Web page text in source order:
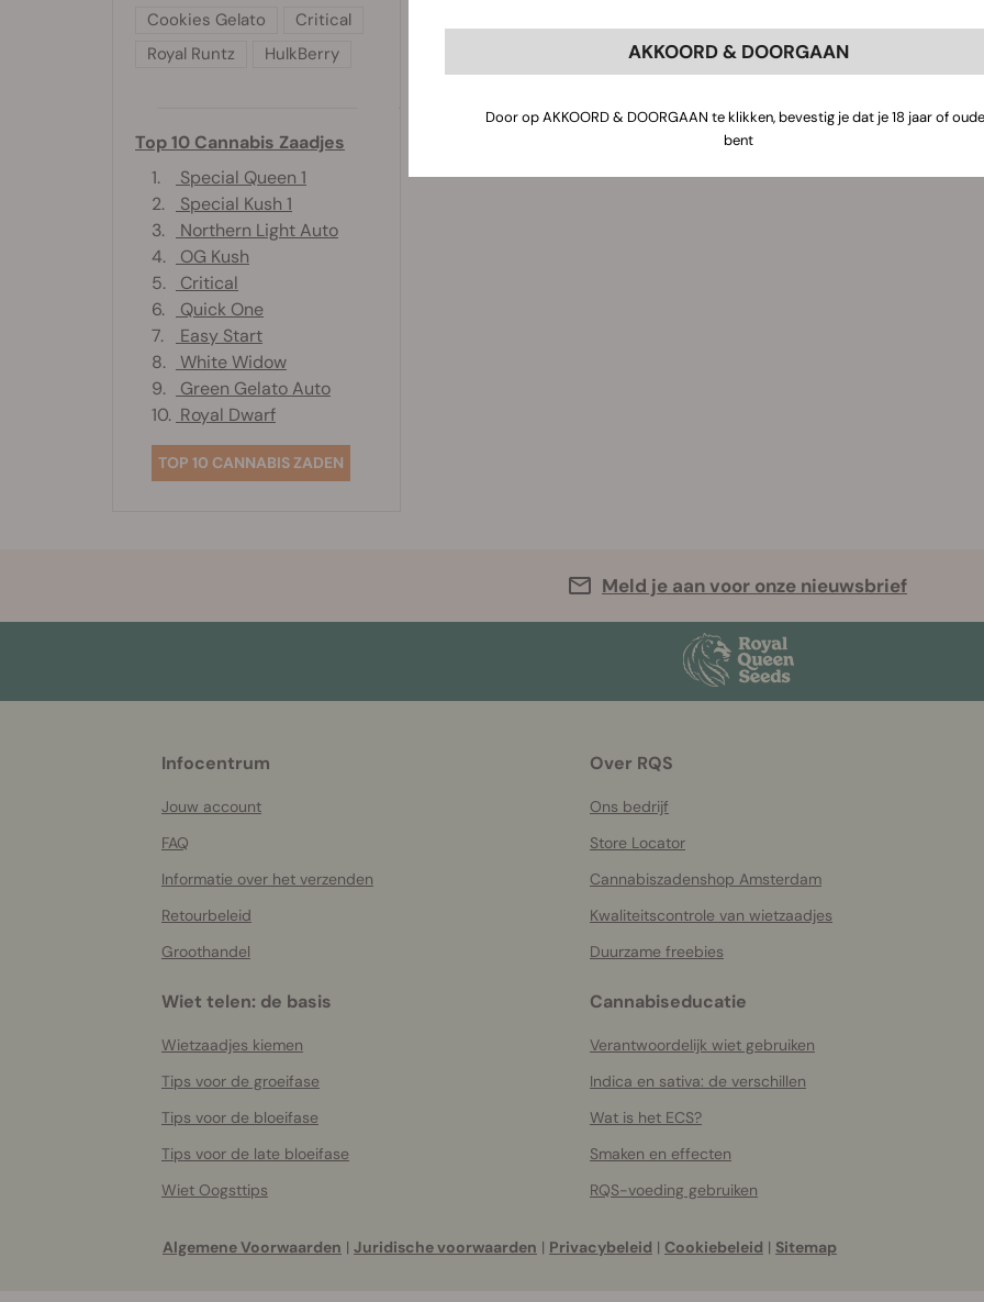
€ 30.00 € 29.00
Zaden:3
€
Cookies Gelato
Critical
Royal Runtz
HulkBerry
Top 10 Cannabis Zaadjes
1.
Special Queen 1
2.
Special Kush 1
3.
Northern Light Auto
4.
OG Kush
5.
Critical
6.
Quick One
7.
Easy Start
8.
White Widow
9.
Green Gelato Auto
10. Royal Dwarf
TOP 10 CANNABIS ZADEN
Meld je aan voor onze nieuwsbrief
Infocentrum
Jouw account
FAQ
Informatie over het verzenden
Retourbeleid
Groothandel
Over RQS
Ons bedrijf
Store Locator
Cannabiszadenshop Amsterdam
Kwaliteitscontrole van wietzaadjes
Duurzame freebies
Wiet telen: de basis
Wietzaadjes kiemen
Tips voor de groeifase
Tips voor de bloeifase
Tips voor de late bloeifase
Wiet Oogsttips
Cannabiseducatie
Verantwoordelijk wiet gebruiken
Indica en sativa: de verschillen
Wat is het ECS?
Smaken en effecten
RQS-voeding gebruiken
Algemene Voorwaarden | Juridische voorwaarden | Privacybeleid | Cookiebeleid | Sitemap
AKKOORD & DOORGAAN
Door op AKKOORD & DOORGAAN te klikken, bevestig je dat je 18 jaar of
bent